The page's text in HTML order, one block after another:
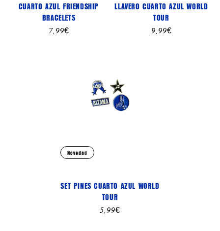
CUARTO AZUL FRIENDSHIP
BRACELETS
Precio
7,99€
LLAVERO CUARTO AZUL WORLD
TOUR
Precio
9,99€
Novedad
SET PINES CUARTO AZUL WORLD
TOUR
Precio
5,99€